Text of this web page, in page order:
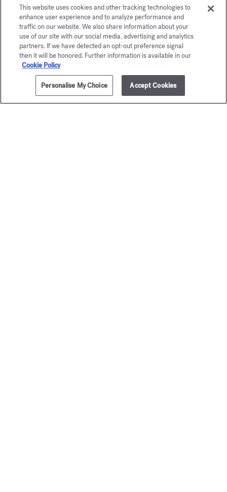
Un conseiller est à votre disposition par téléphone au +33 (0)1
72 95 09 89 le lundi de 9h à 19h et du mardi au vendredi de
10h à 19h, ou paremail
Paiement sécurisé
La Maison vous offre
This website uses cookies and other tracking technologies to
enhance user experience and to analyze performance and
traffic on our website. We also share information about your
use of our site with our social media, advertising and analytics
partners. If we have detected an opt-out preference signal
then it will be honored. Further information is available in our
Cookie Policy
Personalise My Choice Accept Cookies